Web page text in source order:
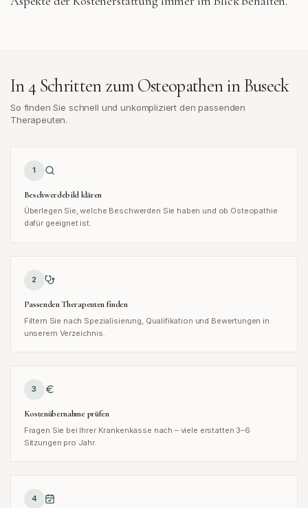
In 4 Schritten zum Osteopathen inBuseck
So finden Sie schnell und unkompliziert den passenden
Therapeuten.
1
Beschwerdebild klären
Überlegen Sie, welche Beschwerden Sie haben und ob Osteopathie
dafür geeignet ist.
2
Passenden Therapeuten finden
Filtern Sie nach Spezialisierung, Qualifikation und Bewertungen in
unserem Verzeichnis.
3
Kostenübernahme prüfen
Fragen Sie bei Ihrer Krankenkasse nach – viele erstatten 3–6
Sitzungen pro Jahr.
4